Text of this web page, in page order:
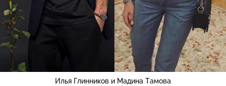
Илья Глинников и Мадина Тамова